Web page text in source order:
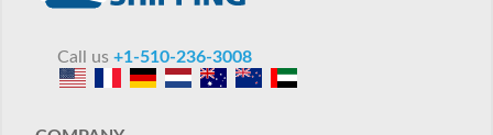
Call us +1-510-236-3008